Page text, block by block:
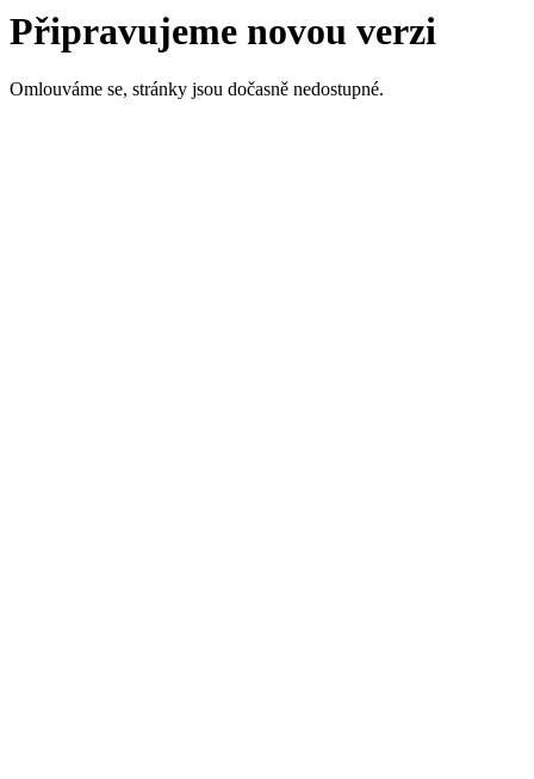
Připravujeme novou verzi
Omlouváme se, stránky jsou dočasně nedostupné.